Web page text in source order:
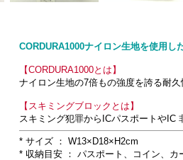
CORDURA1000ナイロン生地を使用し
【CORDURA1000とは】
ナイロン生地の7倍もの強度を誇る耐久
【スキミングブロックとは】
スキミング犯罪からICパスポートやIC
* サイズ ： W13×D18×H2cm
* 収納目安 ： パスポート、コイン、